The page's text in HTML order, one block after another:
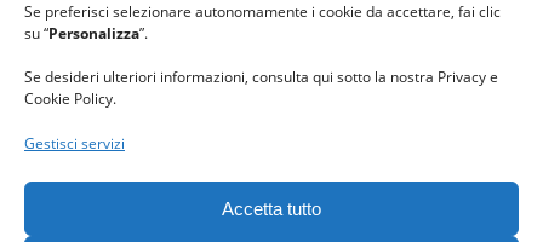
Se preferisci selezionare autonomamente i cookie da accettare, fai clic
su “Personalizza”.
Se desideri ulteriori informazioni, consulta qui sotto la nostra Privacy e
Cookie Policy.
Gestisci servizi
Accetta tutto